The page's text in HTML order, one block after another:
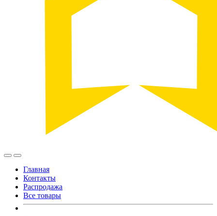
Главная
Контакты
Распродажа
Все товары